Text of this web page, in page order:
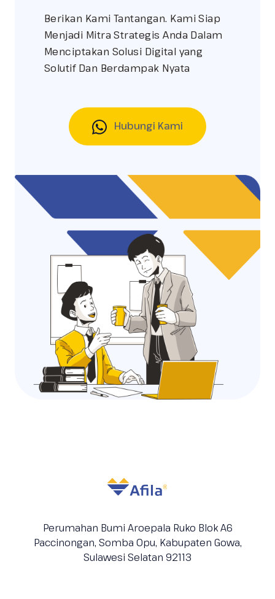
Berikan Kami Tantangan. Kami Siap
Menjadi Mitra Strategis Anda Dalam
Menciptakan Solusi Digital yang
Solutif Dan Berdampak Nyata
Hubungi Kami
Perumahan Bumi Aroepala Ruko Blok A6
Paccinongan, Somba Opu, Kabupaten Gowa,
Sulawesi Selatan 92113